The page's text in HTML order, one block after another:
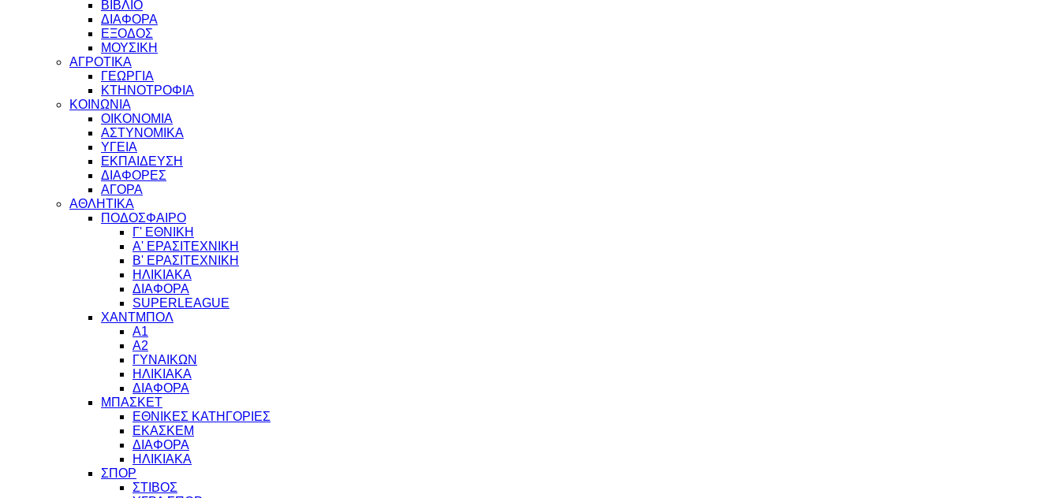
ΒΙΒΛΙΟ
ΔΙΑΦΟΡΑ
ΕΞΟΔΟΣ
ΜΟΥΣΙΚΗ
ΑΓΡΟΤΙΚΑ
ΓΕΩΡΓΙΑ
ΚΤΗΝΟΤΡΟΦΙΑ
ΚΟΙΝΩΝΙΑ
ΟΙΚΟΝΟΜΙΑ
ΑΣΤΥΝΟΜΙΚΑ
ΥΓΕΙΑ
ΕΚΠΑΙΔΕΥΣΗ
ΔΙΑΦΟΡΕΣ
ΑΓΟΡΑ
ΑΘΛΗΤΙΚΑ
ΠΟΔΟΣΦΑΙΡΟ
Γ' ΕΘΝΙΚΗ
Α' ΕΡΑΣΙΤΕΧΝΙΚΗ
Β' ΕΡΑΣΙΤΕΧΝΙΚΗ
ΗΛΙΚΙΑΚΑ
ΔΙΑΦΟΡΑ
SUPERLEAGUE
ΧΑΝΤΜΠΟΛ
Α1
Α2
ΓΥΝΑΙΚΩΝ
ΗΛΙΚΙΑΚΑ
ΔΙΑΦΟΡΑ
ΜΠΑΣΚΕΤ
ΕΘΝΙΚΕΣ ΚΑΤΗΓΟΡΙΕΣ
ΕΚΑΣΚΕΜ
ΔΙΑΦΟΡΑ
ΗΛΙΚΙΑΚΑ
ΣΠΟΡ
ΣΤΙΒΟΣ